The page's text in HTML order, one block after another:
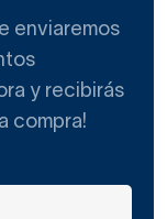
enviaremos
y recibirás
compra!